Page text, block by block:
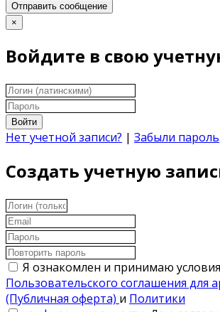
Отправить сообщение
×
Войдите в свою
Войти
Нет учетной записи? | Забыли пароль
Создать учетную
Я ознакомлен и принимаю условия
Пользовательского соглашения для
(Публичная оферта) и Политики